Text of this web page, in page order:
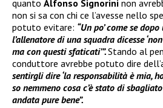
quanto Alfonso Signorini non
non si sa con chi ce l’avesse nello
potuto evitare: “Un po’ come se
l’allenatore di una squadra dicesse
ma con questi sfaticati’”.Stando al
conduttore avrebbe potuto dire
sentirgli dire ‘la responsabilità è mia,
so nemmeno cosa c’è stato di
andata pure bene”.